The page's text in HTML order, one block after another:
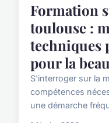
Formation
toulouse :
techniques
pour la
S'interroger sur la
compétences
une démarche